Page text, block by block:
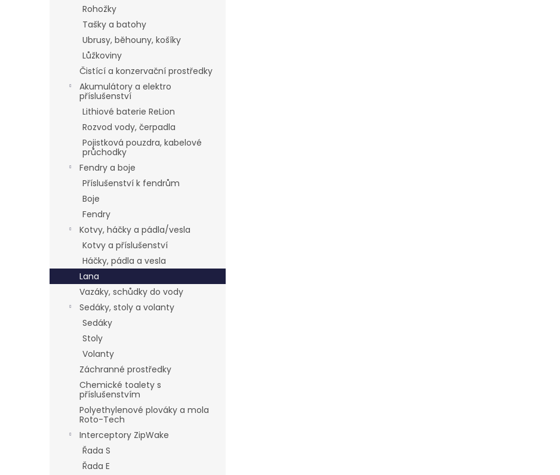
Rohožky
Tašky a batohy
Ubrusy, běhouny, košíky
Lůžkoviny
Čistící a konzervační prostředky
Akumulátory a elektro
příslušenství
Lithiové baterie ReLion
Rozvod vody, čerpadla
Pojistková pouzdra, kabelové
průchodky
Fendry a boje
Příslušenství k fendrům
Boje
Fendry
Kotvy, háčky a pádla/vesla
Kotvy a příslušenství
Háčky, pádla a vesla
Lana
Vazáky, schůdky do vody
Sedáky, stoly a volanty
Sedáky
Stoly
Volanty
Záchranné prostředky
Chemické toalety s
příslušenstvím
Polyethylenové plováky a mola
Roto-Tech
Interceptory ZipWake
Řada S
Řada E